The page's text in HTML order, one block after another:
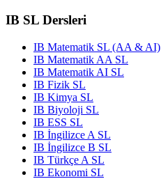
IB SL Dersleri
IB Matematik SL (AA & AI)
IB Matematik AA SL
IB Matematik AI SL
IB Fizik SL
IB Kimya SL
IB Biyoloji SL
IB ESS SL
IB İngilizce A SL
IB İngilizce B SL
IB Türkçe A SL
IB Ekonomi SL